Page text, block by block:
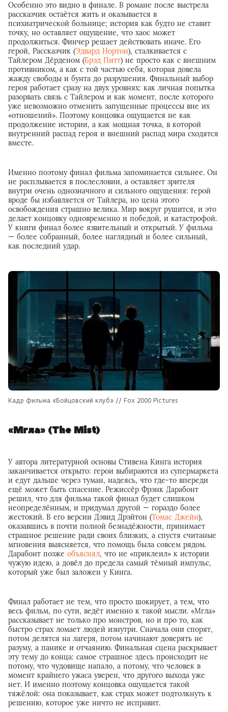
Особенно это видно в финале. В романе после выстрела
рассказчик остаётся жить и оказывается в
психиатрической больнице; история как будто не ставит
точку, но оставляет ощущение, что хаос может
продолжиться. Финчер решает действовать иначе. Его
герой, Рассказчик (Эдвард Нортон), сталкивается с
Тайлером Дёрденом (Брэд Питт) не просто как с внешним
противником, а как с той частью себя, которая довела
жажду свободы и бунта до разрушения. Финальный выбор
героя работает сразу на двух уровнях: как личная попытка
разорвать связь с Тайлером и как момент, после которого
уже невозможно отменить запущенные процессы вне их
«отношений». Поэтому концовка ощущается не как
продолжение истории, а как мощная точка, в которой
внутренний распад героя и внешний распад мира сходятся
вместе.
Именно поэтому финал фильма запоминается сильнее. Он
не расплывается в послесловии, а оставляет зрителя
внутри очень однозначного и сильного ощущения: герой
вроде бы избавляется от Тайлера, но цена этого
освобождения страшно велика. Мир вокруг рушится, и это
делает концовку одновременно и победой, и катастрофой.
У книги финал более язвительный и открытый. У фильма
— более собранный, более наглядный и более сильный,
как последний удар.
Кадр фильма «Бойцовский клуб» // Fox 2000 Pictures
«Мгла» (The Mist)
У автора литературной основы Стивена Кинга история
заканчивается открыто: герои выбираются из супермаркета
и едут дальше через туман, надеясь, что где-то впереди
ещё может быть спасение. Режиссёр Фрэнк Дарабонт
решил, что для фильма такой финал будет слишком
неопределённым, и придумал другой — гораздо более
жестокий. В его версии Дэвид Дрэйтон (Томас Джейн),
оказавшись в почти полной безнадёжности, принимает
страшное решение ради своих близких, а спустя считаные
мгновения выясняется, что помощь была совсем рядом.
Дарабонт позже объяснял, что не «приклеил» к истории
чужую идею, а довёл до предела самый тёмный импульс,
который уже был заложен у Кинга.
Финал работает не тем, что просто шокирует, а тем, что
весь фильм, по сути, ведёт именно к такой мысли. «Мгла»
рассказывает не только про монстров, но и про то, как
быстро страх ломает людей изнутри. Сначала они спорят,
потом делятся на лагеря, потом начинают доверять не
разуму, а панике и отчаянию. Финальная сцена раскрывает
эту тему до конца: самое страшное здесь происходит не
потому, что чудовище напало, а потому, что человек в
момент крайнего ужаса уверен, что другого выхода уже
нет. И именно поэтому концовка ощущается такой
тяжёлой: она показывает, как страх может подтолкнуть к
решению, которое уже ничто не исправит.